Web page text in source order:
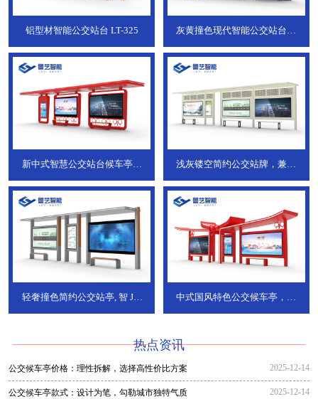
铝型材智能公交站台 LT-325
灰黄撞色现代智能公交站台，
新中式智慧公交站台候车亭，
浅灰镂空简约公交站牌，兼具
轻奢撞色简约公交站亭, 智 JT-
中式国风特色公交候车亭，承
热点资讯
公交候车亭价格：理性拆解，选择高性价比方案 2025-12-14
公交候车亭款式：设计为笔，勾勒城市独特气质 2025-12-14